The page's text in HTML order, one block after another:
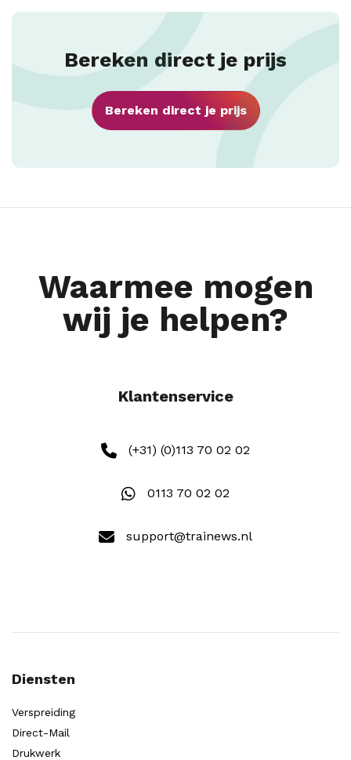
Bereken direct je prijs
Bereken direct je prijs
Waarmee mogen
wij je helpen?
Klantenservice
(+31) (0)113 70 02 02
0113 70 02 02
support@trainews.nl
Diensten
Verspreiding
Direct-Mail
Drukwerk